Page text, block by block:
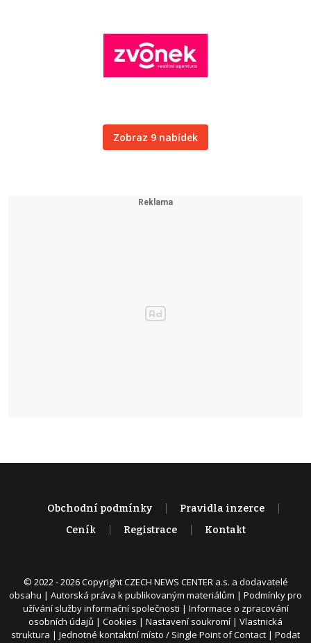
Zobraz 9 nabídek
Obchodní podmínky
Pravidla inzerce
Ceník
Registrace Kontakt
© 2022 - 2026 Copyright CZECH NEWS CENTER a.s. a dodavatelé
obsahu | Autorská práva k publikovaným materiálům | Podmínky pro
užívání služby informační společnosti | Informace o zpracování
osobních údajů | Cookies | Nastavení soukromí | Vlastnická
struktura | Jednotné kontaktní místo / Single Point of Contact | Podat